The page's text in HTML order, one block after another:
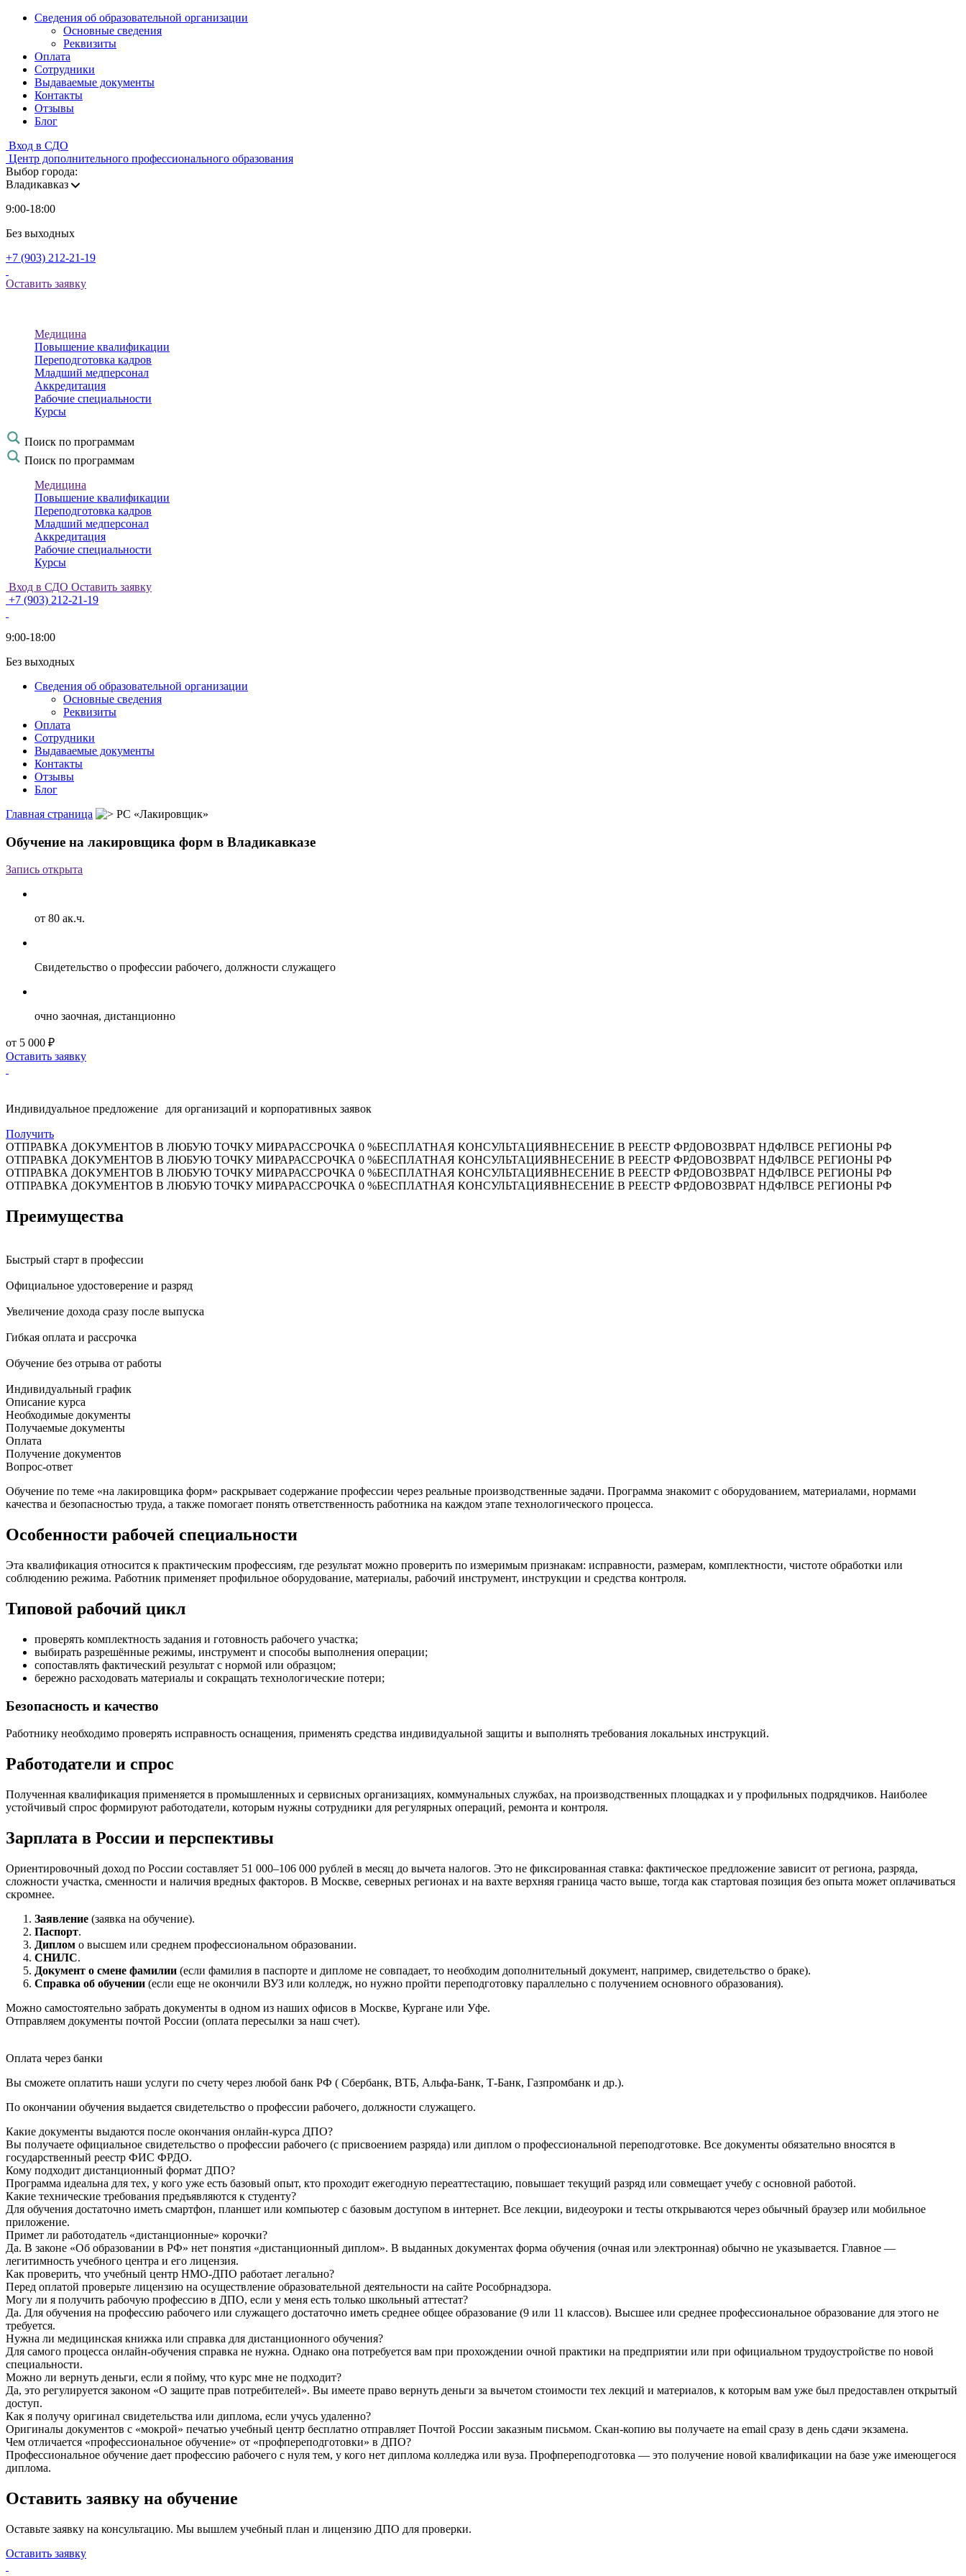
Сведения об образовательной организации
Основные сведения
Реквизиты
Оплата
Сотрудники
Выдаваемые документы
Контакты
Отзывы
Блог
Вход в СДО
Центр дополнительного профессионального образования
Выбор города:
Владикавказ
9:00-18:00
Без выходных
+7 (903) 212-21-19
Оставить заявку
Медицина
Повышение квалификации
Переподготовка кадров
Младший медперсонал
Аккредитация
Рабочие специальности
Курсы
Поиск по программам
Поиск по программам
Медицина
Повышение квалификации
Переподготовка кадров
Младший медперсонал
Аккредитация
Рабочие специальности
Курсы
Вход в СДО Оставить заявку
+7 (903) 212-21-19
9:00-18:00
Без выходных
Сведения об образовательной организации
Основные сведения
Реквизиты
Оплата
Сотрудники
Выдаваемые документы
Контакты
Отзывы
Блог
Главная страница
РС «Лакировщик»
Обучение на лакировщика форм в Владикавказе
Запись открыта
от 80 ак.ч.
Свидетельство о профессии рабочего, должности служащего
очно заочная, дистанционно
от 5 000 ₽
Оставить заявку
Индивидуальное предложение для организаций и корпоративных заявок
Получить
ОТПРАВКА ДОКУМЕНТОВ В ЛЮБУЮ ТОЧКУ МИРАРАССРОЧКА 0 %БЕСПЛАТНАЯ КОНСУЛЬТАЦИЯВНЕСЕНИЕ В РЕЕСТР ФРДОВОЗВРАТ НДФЛВСЕ РЕГИОНЫ РФ
ОТПРАВКА ДОКУМЕНТОВ В ЛЮБУЮ ТОЧКУ МИРАРАССРОЧКА 0 %БЕСПЛАТНАЯ КОНСУЛЬТАЦИЯВНЕСЕНИЕ В РЕЕСТР ФРДОВОЗВРАТ НДФЛВСЕ РЕГИОНЫ РФ
ОТПРАВКА ДОКУМЕНТОВ В ЛЮБУЮ ТОЧКУ МИРАРАССРОЧКА 0 %БЕСПЛАТНАЯ КОНСУЛЬТАЦИЯВНЕСЕНИЕ В РЕЕСТР ФРДОВОЗВРАТ НДФЛВСЕ РЕГИОНЫ РФ
ОТПРАВКА ДОКУМЕНТОВ В ЛЮБУЮ ТОЧКУ МИРАРАССРОЧКА 0 %БЕСПЛАТНАЯ КОНСУЛЬТАЦИЯВНЕСЕНИЕ В РЕЕСТР ФРДОВОЗВРАТ НДФЛВСЕ РЕГИОНЫ РФ
Преимущества
Быстрый старт в профессии
Официальное удостоверение и разряд
Увеличение дохода сразу после выпуска
Гибкая оплата и рассрочка
Обучение без отрыва от работы
Индивидуальный график
Описание курса
Необходимые документы
Получаемые документы
Оплата
Получение документов
Вопрос-ответ
Обучение по теме «на лакировщика форм» раскрывает содержание профессии через реальные производственные задачи. Программа знакомит с оборудованием, материалами, нормами
качества и безопасностью труда, а также помогает понять ответственность работника на каждом этапе технологического процесса.
Особенности рабочей специальности
Эта квалификация относится к практическим профессиям, где результат можно проверить по измеримым признакам: исправности, размерам, комплектности, чистоте обработки или
соблюдению режима. Работник применяет профильное оборудование, материалы, рабочий инструмент, инструкции и средства контроля.
Типовой рабочий цикл
проверять комплектность задания и готовность рабочего участка;
выбирать разрешённые режимы, инструмент и способы выполнения операции;
сопоставлять фактический результат с нормой или образцом;
бережно расходовать материалы и сокращать технологические потери;
Безопасность и качество
Работнику необходимо проверять исправность оснащения, применять средства индивидуальной защиты и выполнять требования локальных инструкций.
Работодатели и спрос
Полученная квалификация применяется в промышленных и сервисных организациях, коммунальных службах, на производственных площадках и у профильных подрядчиков. Наиболее
устойчивый спрос формируют работодатели, которым нужны сотрудники для регулярных операций, ремонта и контроля.
Зарплата в России и перспективы
Ориентировочный доход по России составляет 51 000–106 000 рублей в месяц до вычета налогов. Это не фиксированная ставка: фактическое предложение зависит от региона, разряда,
сложности участка, сменности и наличия вредных факторов. В Москве, северных регионах и на вахте верхняя граница часто выше, тогда как стартовая позиция без опыта может оплачиваться
скромнее.
Заявление (заявка на обучение).
Паспорт.
Диплом о высшем или среднем профессиональном образовании.
СНИЛС.
Документ о смене фамилии (если фамилия в паспорте и дипломе не совпадает, то необходим дополнительный документ, например, свидетельство о браке).
Справка об обучении (если еще не окончили ВУЗ или колледж, но нужно пройти переподготовку параллельно с получением основного образования).
Можно самостоятельно забрать документы в одном из наших офисов в Москве, Кургане или Уфе.
Отправляем документы почтой России (оплата пересылки за наш счет).
Оплата через банки
Вы сможете оплатить наши услуги по счету через любой банк РФ ( Сбербанк, ВТБ, Альфа-Банк, Т-Банк, Газпромбанк и др.).
По окончании обучения выдается свидетельство о профессии рабочего, должности служащего.
Какие документы выдаются после окончания онлайн-курса ДПО?
Вы получаете официальное свидетельство о профессии рабочего (с присвоением разряда) или диплом о профессиональной переподготовке. Все документы обязательно вносятся в
государственный реестр ФИС ФРДО.
Кому подходит дистанционный формат ДПО?
Программа идеальна для тех, у кого уже есть базовый опыт, кто проходит ежегодную переаттестацию, повышает текущий разряд или совмещает учебу с основной работой.
Какие технические требования предъявляются к студенту?
Для обучения достаточно иметь смартфон, планшет или компьютер с базовым доступом в интернет. Все лекции, видеоуроки и тесты открываются через обычный браузер или мобильное
приложение.
Примет ли работодатель «дистанционные» корочки?
Да. В законе «Об образовании в РФ» нет понятия «дистанционный диплом». В выданных документах форма обучения (очная или электронная) обычно не указывается. Главное —
легитимность учебного центра и его лицензия.
Как проверить, что учебный центр НМО-ДПО работает легально?
Перед оплатой проверьте лицензию на осуществление образовательной деятельности на сайте Рособрнадзора.
Могу ли я получить рабочую профессию в ДПО, если у меня есть только школьный аттестат?
Да. Для обучения на профессию рабочего или служащего достаточно иметь среднее общее образование (9 или 11 классов). Высшее или среднее профессиональное образование для этого не
требуется.
Нужна ли медицинская книжка или справка для дистанционного обучения?
Для самого процесса онлайн-обучения справка не нужна. Однако она потребуется вам при прохождении очной практики на предприятии или при официальном трудоустройстве по новой
специальности.
Можно ли вернуть деньги, если я пойму, что курс мне не подходит?
Да, это регулируется законом «О защите прав потребителей». Вы имеете право вернуть деньги за вычетом стоимости тех лекций и материалов, к которым вам уже был предоставлен открытый
доступ.
Как я получу оригинал свидетельства или диплома, если учусь удаленно?
Оригиналы документов с «мокрой» печатью учебный центр бесплатно отправляет Почтой России заказным письмом. Скан-копию вы получаете на email сразу в день сдачи экзамена.
Чем отличается «профессиональное обучение» от «профпереподготовки» в ДПО?
Профессиональное обучение дает профессию рабочего с нуля тем, у кого нет диплома колледжа или вуза. Профпереподготовка — это получение новой квалификации на базе уже имеющегося
диплома.
Оставить заявку на обучение
Оставьте заявку на консультацию. Мы вышлем учебный план и лицензию ДПО для проверки.
Оставить заявку